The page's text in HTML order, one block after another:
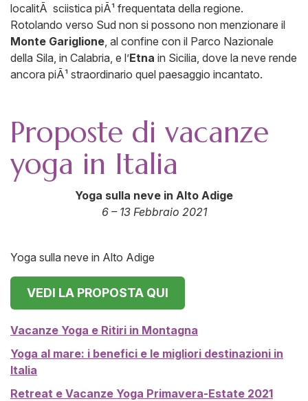
localitÃ sciistica piÃ¹ frequentata della regione.
Rotolando verso Sud non si possono non menzionare il
Monte Gariglione , al confine con il Parco Nazionale
della Sila, in Calabria, e l’Etna in Sicilia, dove la neve rende
ancora piÃ¹ straordinario quel paesaggio incantato.
Proposte di vacanze
yoga in Italia
Yoga sulla neve in Alto Adige
6 – 13 Febbraio 2021
Yoga sulla neve in Alto Adige
VEDI LA PROPOSTA QUI
Vacanze Yoga e Ritiri in Montagna
Yoga al mare: i benefici e le migliori destinazioni in
Italia
Retreat e Vacanze Yoga Primavera-Estate 2021